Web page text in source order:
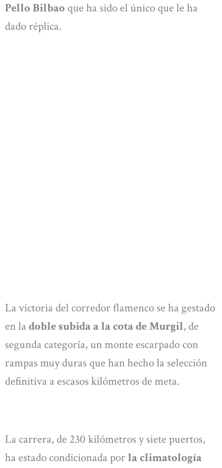
Pello Bilbao que ha sido el único que le ha
dado réplica.
La victoria del corredor flamenco se ha gestado
en la doble subida a la cota de Murgil, de
segunda categoría, un monte escarpado con
rampas muy duras que han hecho la selección
definitiva a escasos kilómetros de meta.
La carrera, de 230 kilómetros y siete puertos,
ha estado condicionada porla climatología